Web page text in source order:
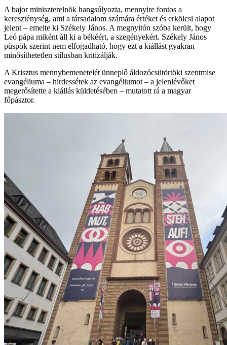
A bajor miniszterelnök hangsúlyozta, mennyire fontos a
kereszténység, ami a társadalom számára értéket és erkölcsi alapot
jelent – emelte ki Székely János. A megnyitón szóba került, hogy
Leó pápa miként áll ki a békéért, a szegényekért. Székely János
püspök szerint nem elfogadható, hogy ezt a kiállást gyakran
minősíthetetlen stílusban kritizálják.
A Krisztus mennybemenetelét ünneplő áldozócsütörtöki szentmise
evangéliuma – hirdessétek az evangéliumot – a jelenlévőket
megerősítette a kiállás küldetésében – mutatott rá a magyar
főpásztor.